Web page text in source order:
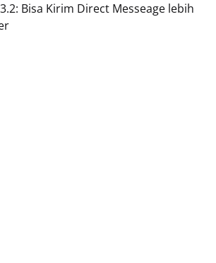
Bisa Kirim Direct Messeage lebih